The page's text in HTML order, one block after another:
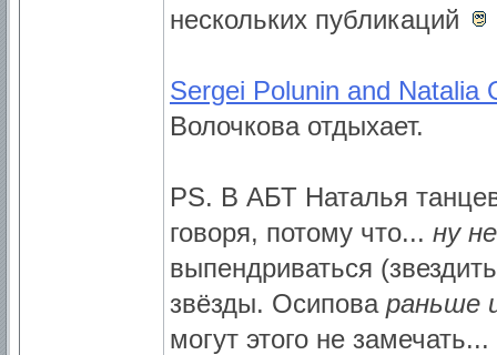
нескольких публикаций
Sergei Polunin and Natalia
Волочкова отдыхает.
PS. В АБТ Наталья
говоря, потому что... ну
выпендриваться
звёзды. Осипова раньше
могут этого не замечать...